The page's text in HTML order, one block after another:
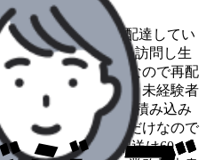
クで生協の商品を配達してい
間ほどで同じお宅を訪問し生
場合は「置き配」なので再配
加え、研修もあり、未経験者
の流れ＞ ・荷物の積み込み
ラックに積み込むだけなので
ート固定、1日の配送は60～